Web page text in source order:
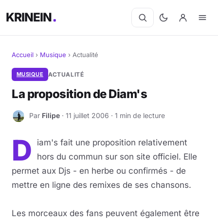
KRINEIN
Cinéma
Séries
Manga
BD
Livres
Jeux vidéo
Jeux de société
Accueil › Musique › Actualité
MUSIQUE ACTUALITÉ
La proposition de Diam's
F Par Filipe · 11 juillet 2006 · 1 min de lecture
D
iam's fait une proposition relativement
hors du commun sur son site officiel. Elle
permet aux Djs - en herbe ou confirmés - de
mettre en ligne des remixes de ses chansons.
Les morceaux des fans peuvent également être